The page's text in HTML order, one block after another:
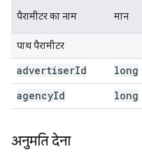
पैरामीटर का नाम मान
पाथ पैरामीटर
advertiserId long
agencyId long
अनुमति देना